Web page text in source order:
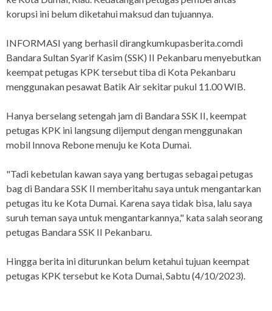
korupsi ini belum diketahui maksud dan tujuannya.
INFORMASI yang berhasil dirangkumkupasberita.comdi
Bandara Sultan Syarif Kasim (SSK) II Pekanbaru menyebutkan
keempat petugas KPK tersebut tiba di Kota Pekanbaru
menggunakan pesawat Batik Air sekitar pukul 11.00 WIB.
Hanya berselang setengah jam di Bandara SSK II, keempat
petugas KPK ini langsung dijemput dengan menggunakan
mobil Innova Rebone menuju ke Kota Dumai.
"Tadi kebetulan kawan saya yang bertugas sebagai petugas
bag di Bandara SSK II memberitahu saya untuk mengantarkan
petugas itu ke Kota Dumai. Karena saya tidak bisa, lalu saya
suruh teman saya untuk mengantarkannya," kata salah seorang
petugas Bandara SSK II Pekanbaru.
Hingga berita ini diturunkan belum ketahui tujuan keempat
petugas KPK tersebut ke Kota Dumai, Sabtu (4/10/2023).